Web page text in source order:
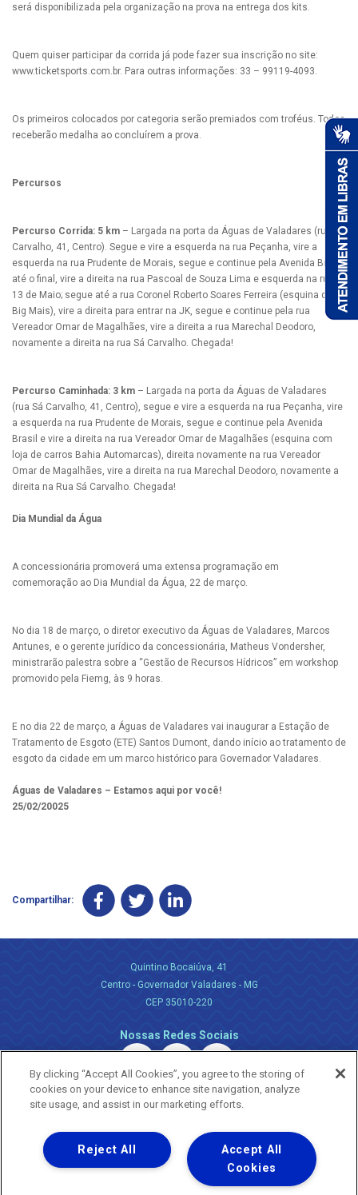
será disponibilizada pela organização na prova na entrega dos kits.
Quem quiser participar da corrida já pode fazer sua inscrição no site:
www.ticketsports.com.br. Para outras informações: 33 – 99119-4093.
Os primeiros colocados por categoria serão premiados com troféus. Todos
receberão medalha ao concluírem a prova.
Percursos
Percurso Corrida: 5 km – Largada na porta da Águas de Valadares (rua Sá
Carvalho, 41, Centro). Segue e vire a esquerda na rua Peçanha, vire a
esquerda na rua Prudente de Morais, segue e continue pela Avenida Brasil
até o final, vire a direita na rua Pascoal de Souza Lima e esquerda na rua
13 de Maio; segue até a rua Coronel Roberto Soares Ferreira (esquina do
Big Mais), vire a direita para entrar na JK, segue e continue pela rua
Vereador Omar de Magalhães, vire a direita a rua Marechal Deodoro,
novamente a direita na rua Sá Carvalho. Chegada!
Percurso Caminhada: 3 km – Largada na porta da Águas de Valadares
(rua Sá Carvalho, 41, Centro), segue e vire a esquerda na rua Peçanha, vire
a esquerda na rua Prudente de Morais, segue e continue pela Avenida
Brasil e vire a direita na rua Vereador Omar de Magalhães (esquina com
loja de carros Bahia Automarcas), direita novamente na rua Vereador
Omar de Magalhães, vire a direita na rua Marechal Deodoro, novamente a
direita na Rua Sá Carvalho. Chegada!
Dia Mundial da Água
A concessionária promoverá uma extensa programação em
comemoração ao Dia Mundial da Água, 22 de março.
No dia 18 de março, o diretor executivo da Águas de Valadares, Marcos
Antunes, e o gerente jurídico da concessionária, Matheus Vondersher,
ministrarão palestra sobre a “Gestão de Recursos Hídricos” em workshop
promovido pela Fiemg, às 9 horas.
E no dia 22 de março, a Águas de Valadares vai inaugurar a Estação de
Tratamento de Esgoto (ETE) Santos Dumont, dando início ao tratamento de
esgoto da cidade em um marco histórico para Governador Valadares.
Águas de Valadares – Estamos aqui por você!
25/02/20025
Compartilhar:
Quintino Bocaiúva, 41
Centro - Governador Valadares - MG
CEP 35010-220
Nossas Redes Sociais
Uma empresa
Copyright ® 2026 - Todos os Direitos Reservados.
Nossa natureza movimenta a vida
By clicking “Accept All Cookies”, you agree to the storing of
cookies on your device to enhance site navigation, analyze
site usage, and assist in our marketing efforts.
Accept All
Cookies
Reject All